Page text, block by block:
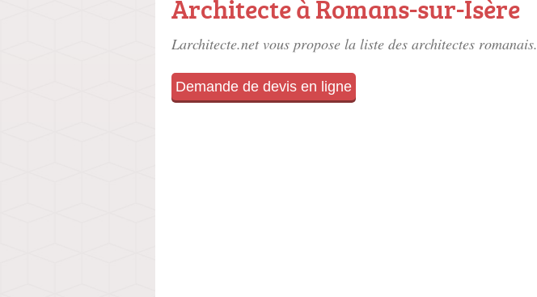
Architecte à Romans-sur-Isère
Larchitecte.net vous propose la liste des architectes romanais.
Demande de devis en ligne